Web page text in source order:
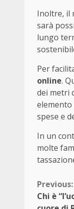
Inoltre, il
sarà
lungo
Per
online.
dei metri
elemento
spese e
In un
molte
Previous:
Chi è